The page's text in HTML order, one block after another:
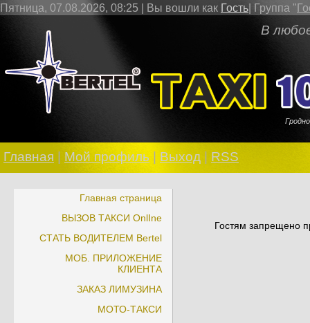
Пятница, 07.08.2026, 08:25 | Вы вошли как Гость Группа "
В любое
Главная Мой профиль Выход RSS
Главная страница
ВЫЗОВ ТАКСИ OnlIne
СТАТЬ ВОДИТЕЛЕМ Bertel
МОБ. ПРИЛОЖЕНИЕ
КЛИЕНТА
ЗАКАЗ ЛИМУЗИНА
МОТО-ТАКСИ
Гостям запрещено